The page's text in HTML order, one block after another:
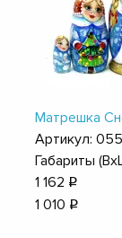
Матрешка
Артикул:
Габариты
1 162 q
1 010 q